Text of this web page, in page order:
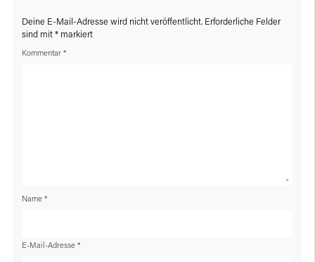
Deine E-Mail-Adresse wird nicht veröffentlicht. Erforderliche Felder
sind mit * markiert
Kommentar *
Name *
E-Mail-Adresse *